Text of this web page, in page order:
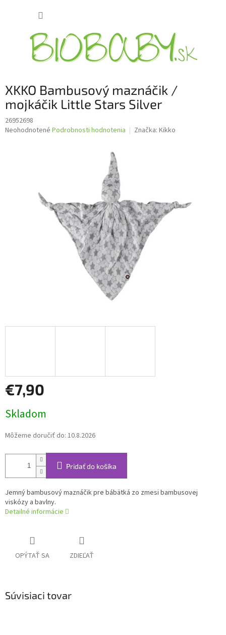
XKKO Bambusový maznáčik /
mojkáčik Little Stars Silver
26952698
Priemerné
hviezdičiek.
Neohodnotené Podrobnosti hodnotenia Značka: Kikko
€7,90
cena:
Skladom
Môžeme doručiť do: 10.8.2026
Pridať do košíka
Jemný bambusový maznáčik pre bábätká zo zmesi bambusovej
viskózy a bavlny.
Detailné informácie
OPÝTAŤ SA ZDIEĽAŤ
Súvisiaci tovar